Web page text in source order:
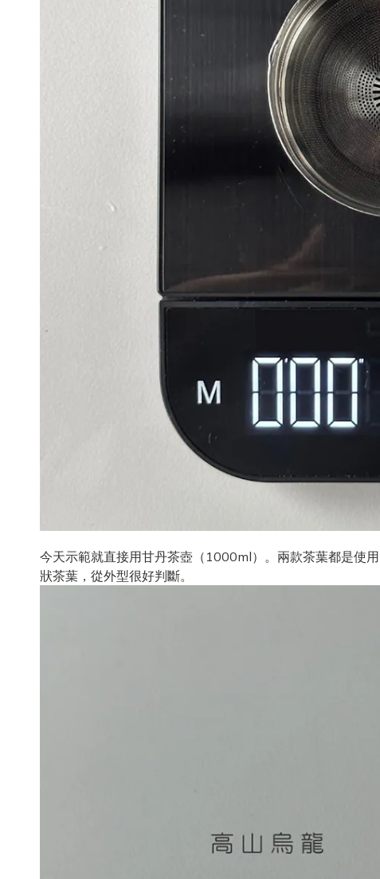
今天示範就直接用甘丹茶壺（ 1000ml）。兩款茶葉都是使用
狀茶葉，從外型很好判斷。